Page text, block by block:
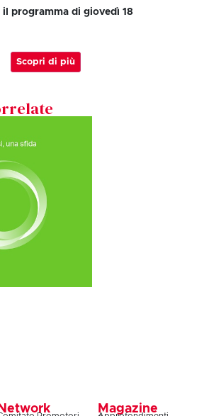
programma di giovedì 18
Scopri di più
Network Magazine